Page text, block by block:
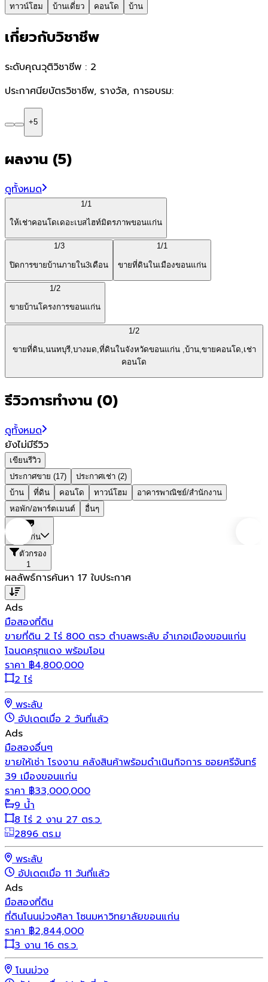
ทาวน์โฮม บ้านเดี่ยว คอนโด บ้าน
เกี่ยวกับวิชาชีพ
ระดับคุณวุติวิชาชีพ : 2
ประกาศนียบัตรวิชาชีพ, รางวัล, การอบรม:
+5
ผลงาน (5)
ดูทั้งหมด
1/1
ให้เช่าคอนโดเดอะเบสไฮท์มิตรภาพขอนแก่น
1/3
ปิดการขายบ้านภายใน3เดือน
1/1
ขายที่ดินในเมืองขอนแก่น
1/2
ขายบ้านโครงการขอนแก่น
1/2
ขายที่ดิน,นนทบุรี,บางมด,ที่ดินในจังหวัดขอนแก่น ,บ้าน,ขายคอนโด,เช่า
คอนโด
รีวิวการทำงาน (0)
ดูทั้งหมด
ยังไม่มีรีวิว
เขียนรีวิว
ประกาศขาย (17)
ประกาศเช่า (2)
บ้าน
ที่ดิน คอนโด ทาวน์โฮม
อาคารพาณิชย์/สำนักงาน
หอพัก/อพาร์ตเมนต์
อื่นๆ
ขอนแก่น
ตัวกรอง
1
ผลลัพธ์การค้นหา 17 ใบประกาศ
Ads
มือสองที่ดิน
ขายที่ดิน 2 ไร่ 800 ตรว ตำบลพระลับ อำเภอเมืองขอนแก่น
โฉนดครุฑแดง พร้อมโอน
ราคา ฿4,800,000
2 ไร่
พระลับ
อัปเดตเมื่อ 2 วันที่แล้ว
Ads
มือสองอื่นๆ
ขายให้เช่า โรงงาน คลังสินค้าพร้อมดำเนินกิจการ ซอยศรีจันทร์
39 เมืองขอนแก่น
ราคา ฿33,000,000
9 น้ำ
8 ไร่ 2 งาน 27 ตร.ว.
2896 ตร.ม
พระลับ
อัปเดตเมื่อ 11 วันที่แล้ว
Ads
มือสองที่ดิน
ที่ดินโนนม่วงศิลา โซนมหาวิทยาลัยขอนแก่น
ราคา ฿2,844,000
3 งาน 16 ตร.ว.
โนนม่วง